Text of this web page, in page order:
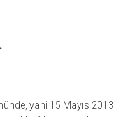
yani 15 Mayıs 2013